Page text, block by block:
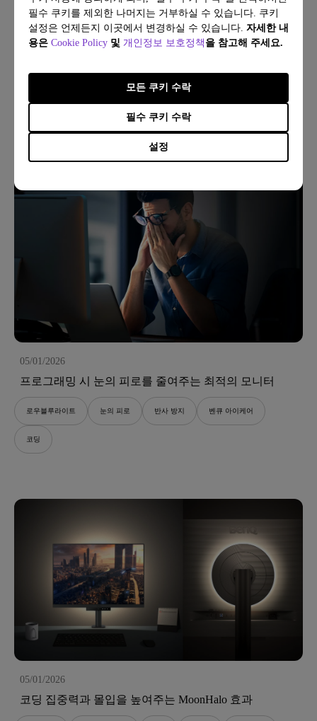
필수 쿠키를 제외한 나머지는 거부하실 수 있습니다. 쿠키
설정은 언제든지 이곳에서 변경하실 수 있습니다. 자세한 내
용은 Cookie Policy 및 개인정보 보호정책 을 참고해 주세요.
설정
필수 쿠키 수락
모든 쿠키 수락
프로그래머의 집중력 지키는 5가지 방법
05/01/2026
프로그래밍 시 눈의 피로를 줄여주는 최적의 모니터
로우블루라이트 눈의 피로 반사 방지 벤큐 아이케어
코딩
05/01/2026
코딩 집중력과 몰입을 높여주는 MoonHalo 효과